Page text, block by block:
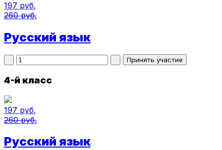
197 руб.
260 руб.
Русский язык
4-й класс
197 руб.
260 руб.
Русский язык